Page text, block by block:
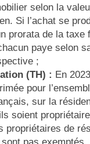
selon la
Si l’achat se
prorata de la taxe
paye selon
;
(TH) : En
pour
sur la
soient
propriétaires de
sont pas